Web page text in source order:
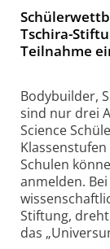
Tschira-
Teilnahme
Bodybuilder,
sind nur drei
Science
Schulen
anmelden.
Stiftung, dreht
das